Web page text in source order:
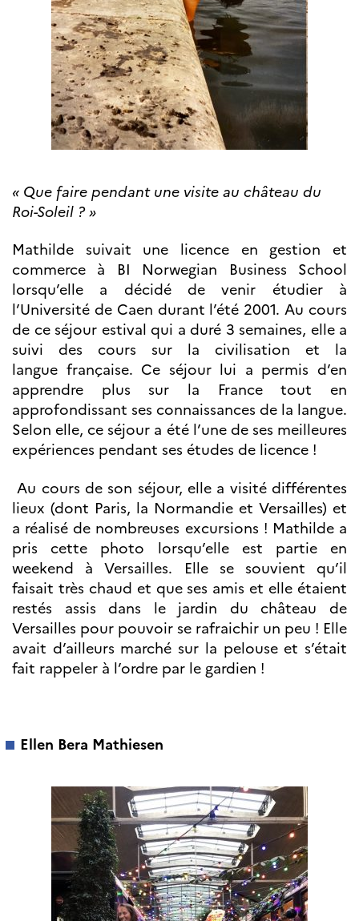
« Que faire pendant une visite au château du
Roi-Soleil ? »
Mathilde suivait une licence en gestion et
commerce à BI Norwegian Business School
lorsqu’elle a décidé de venir étudier à
l’Université de Caen durant l’été 2001. Au cours
de ce séjour estival qui a duré 3 semaines, elle a
suivi des cours sur la civilisation et la
langue française. Ce séjour lui a permis d’en
apprendre plus sur la France tout en
approfondissant ses connaissances de la langue.
Selon elle, ce séjour a été l’une de ses meilleures
expériences pendant ses études de licence !
Au cours de son séjour, elle a visité différentes
lieux (dont Paris, la Normandie et Versailles) et
a réalisé de nombreuses excursions ! Mathilde a
pris cette photo lorsqu’elle est partie en
weekend à Versailles. Elle se souvient qu’il
faisait très chaud et que ses amis et elle étaient
restés assis dans le jardin du château de
Versailles pour pouvoir se rafraichir un peu ! Elle
avait d’ailleurs marché sur la pelouse et s’était
fait rappeler à l’ordre par le gardien !
Ellen Bera Mathiesen